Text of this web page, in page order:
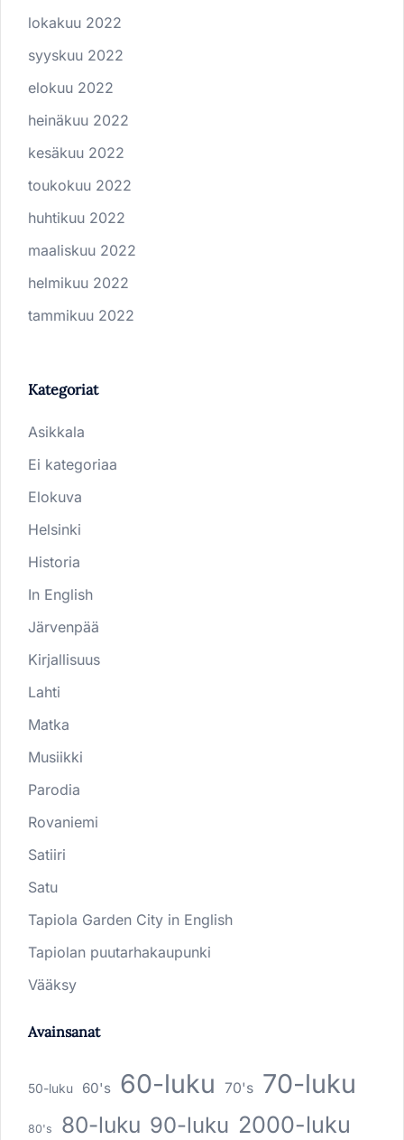
lokakuu 2022
syyskuu 2022
elokuu 2022
heinäkuu 2022
kesäkuu 2022
toukokuu 2022
huhtikuu 2022
maaliskuu 2022
helmikuu 2022
tammikuu 2022
Kategoriat
Asikkala
Ei kategoriaa
Elokuva
Helsinki
Historia
In English
Järvenpää
Kirjallisuus
Lahti
Matka
Musiikki
Parodia
Rovaniemi
Satiiri
Satu
Tapiola Garden City in English
Tapiolan puutarhakaupunki
Vääksy
Avainsanat
50-luku 60's 60-luku 70's 70-luku
80's 80-luku 90-luku 2000-luku